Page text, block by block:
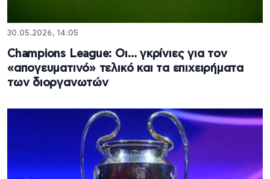
30.05.2026, 14:05
Champions League: Οι… γκρίνιες για τον
«απογευματινό» τελικό και τα επιχειρήματα
των διοργανωτών